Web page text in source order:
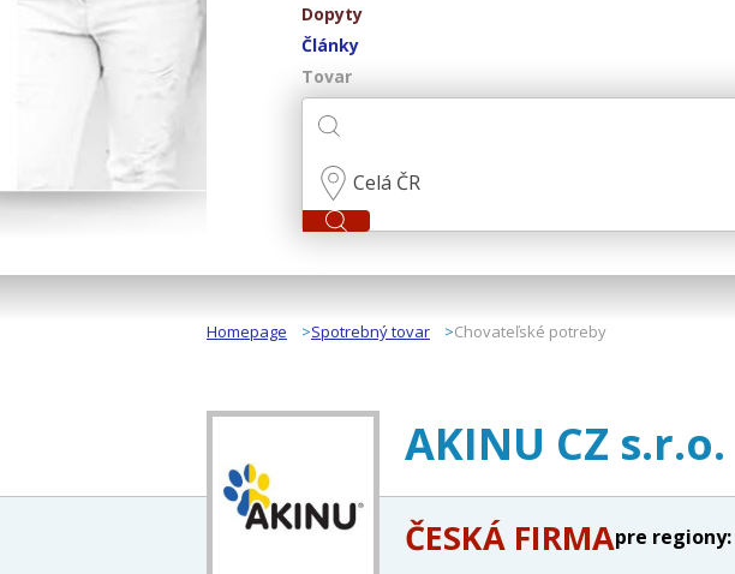
Dopyty
Články
Tovar
Celá ČR
Homepage Spotrebný tovar Chovateľské potreby
AKINU CZ s.r.o.
ČESKÁ FIRMApre regiony: